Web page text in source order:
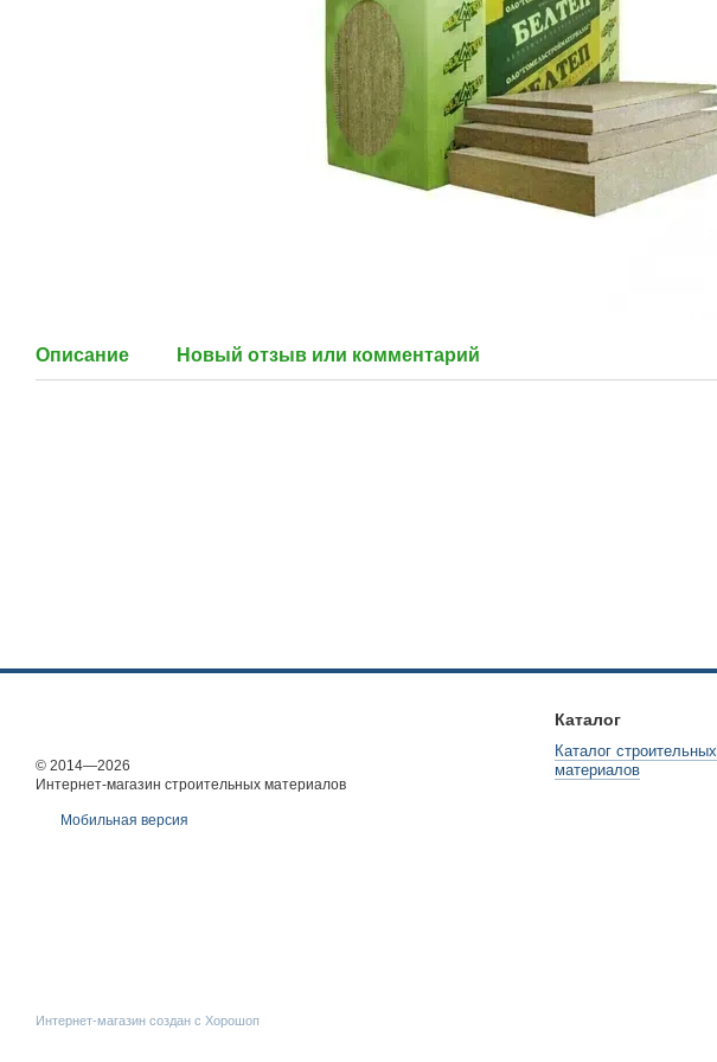
Описание Новый отзыв или комментарий
© 2014—2026
Интернет-магазин строительных материалов
Мобильная версия
Интернет-магазин создан с Хорошоп
Каталог
Каталог строительных
материалов